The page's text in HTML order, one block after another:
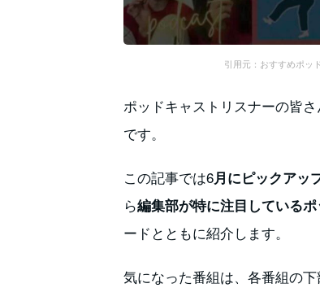
引用元：おすすめポッ
ポッドキャストリスナーの皆
です。
この記事では6月にピックアッ
ら編集部が特に注目しているポ
ードとともに紹介します。
気になった番組は、各番組の